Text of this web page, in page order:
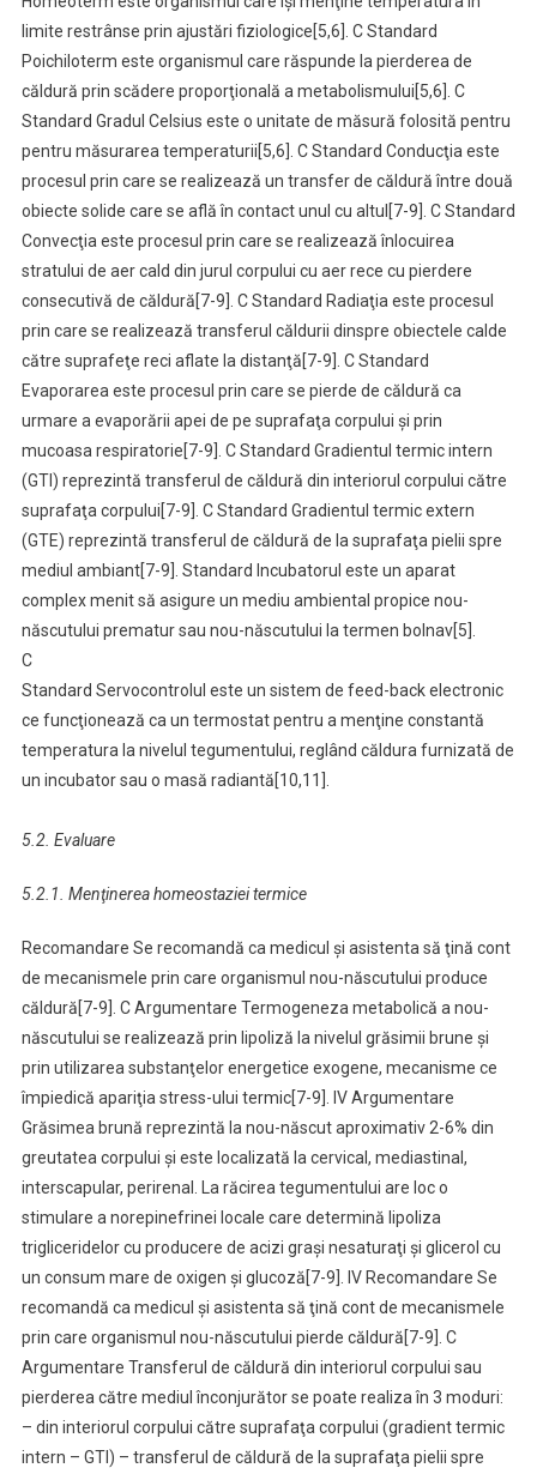
limite restrânse prin ajustări fiziologice[5,6]. C Standard
Poichiloterm este organismul care răspunde la pierderea de
căldură prin scădere proporţională a metabolismului[5,6]. C
Standard Gradul Celsius este o unitate de măsură folosită pentru
pentru măsurarea temperaturii[5,6]. C Standard Conducţia este
procesul prin care se realizează un transfer de căldură între două
obiecte solide care se află în contact unul cu altul[7-9]. C Standard
Convecţia este procesul prin care se realizează înlocuirea
stratului de aer cald din jurul corpului cu aer rece cu pierdere
consecutivă de căldură[7-9]. C Standard Radiaţia este procesul
prin care se realizează transferul căldurii dinspre obiectele calde
către suprafeţe reci aflate la distanţă[7-9]. C Standard
Evaporarea este procesul prin care se pierde de căldură ca
urmare a evaporării apei de pe suprafaţa corpului şi prin
mucoasa respiratorie[7-9]. C Standard Gradientul termic intern
(GTI) reprezintă transferul de căldură din interiorul corpului către
suprafaţa corpului[7-9]. C Standard Gradientul termic extern
(GTE) reprezintă transferul de căldură de la suprafaţa pielii spre
mediul ambiant[7-9]. Standard Incubatorul este un aparat
complex menit să asigure un mediu ambiental propice nou-
născutului prematur sau nou-născutului la termen bolnav[5].
C
Standard Servocontrolul este un sistem de feed-back electronic
ce funcţionează ca un termostat pentru a menţine constantă
temperatura la nivelul tegumentului, reglând căldura furnizată de
un incubator sau o masă radiantă[10,11].
5.2. Evaluare
5.2.1. Menţinerea homeostaziei termice
Recomandare Se recomandă ca medicul şi asistenta să ţină cont
de mecanismele prin care organismul nou-născutului produce
căldură[7-9]. C Argumentare Termogeneza metabolică a nou-
născutului se realizează prin lipoliză la nivelul grăsimii brune şi
prin utilizarea substanţelor energetice exogene, mecanisme ce
împiedică apariţia stress-ului termic[7-9]. IV Argumentare
Grăsimea brună reprezintă la nou-născut aproximativ 2-6% din
greutatea corpului şi este localizată la cervical, mediastinal,
interscapular, perirenal. La răcirea tegumentului are loc o
stimulare a norepinefrinei locale care determină lipoliza
trigliceridelor cu producere de acizi graşi nesaturaţi şi glicerol cu
un consum mare de oxigen şi glucoză[7-9]. IV Recomandare Se
recomandă ca medicul şi asistenta să ţină cont de mecanismele
prin care organismul nou-născutului pierde căldură[7-9]. C
Argumentare Transferul de căldură din interiorul corpului sau
pierderea către mediul înconjurător se poate realiza în 3 moduri:
– din interiorul corpului către suprafaţa corpului (gradient termic
intern – GTI) – transferul de căldură de la suprafaţa pielii spre